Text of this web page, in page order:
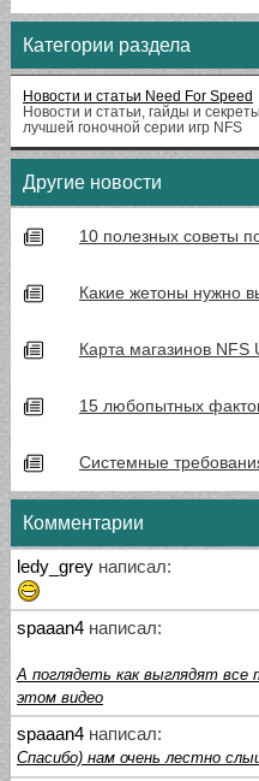
Категории раздела
Новости и статьи Need For Speed
Новости и статьи, гайды и
лучшей гоночной серии игр NFS
Другие новости
10 полезных советы
Какие жетоны нужно
Карта магазинов NFS
15 любопытных
Системные
Комментарии
ledy_greyнаписал:
spaaan4написал:
А поглядеть как выглядят все
этом видео
spaaan4написал:
Спасибо) нам очень лестно